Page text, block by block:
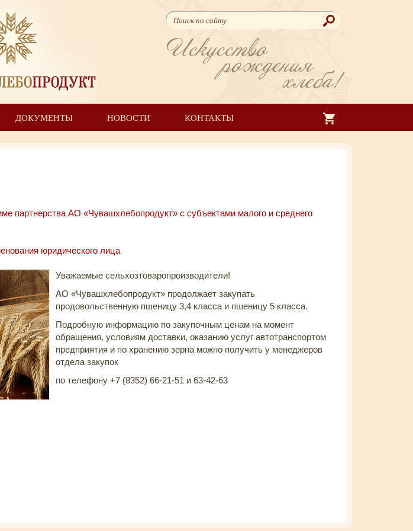
Искусство
рождения
хлеба!
ДОКУМЕНТЫ НОВОСТИ КОНТАКТЫ
партнерства АО «Чувашхлебопродукт» с субъектами малого и среднего
юридического лица
Уважаемые сельхозтоваропроизводители!
АО «Чувашхлебопродукт» продолжает закупать
продовольственную пшеницу 3,4 класса и пшеницу 5 класса.
Подробную информацию по закупочным ценам на момент
обращения, условиям доставки, оказанию услуг автотранспортом
предприятия и по хранению зерна можно получить у менеджеров
отдела закупок
по телефону +7 (8352) 66-21-51 и 63-42-63